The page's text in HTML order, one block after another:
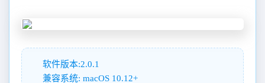
软件版本:2.0.1
兼容系统: macOS 10.12+